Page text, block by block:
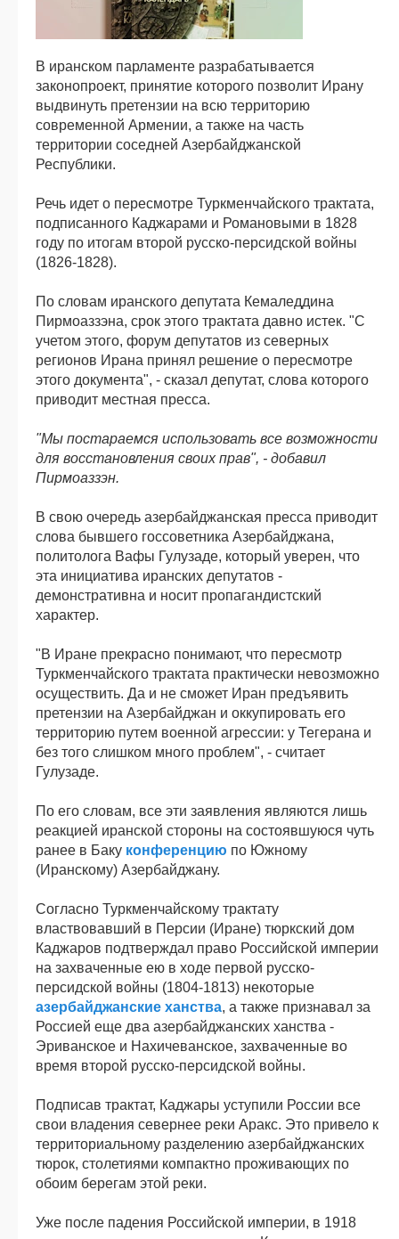
В иранском парламенте разрабатывается
законопроект, принятие которого позволит Ирану
выдвинуть претензии на всю территорию
современной Армении, а также на часть
территории соседней Азербайджанской
Республики.
Речь идет о пересмотре Туркменчайского трактата,
подписанного Каджарами и Романовыми в 1828
году по итогам второй русско-персидской войны
(1826-1828).
По словам иранского депутата Кемаледдина
Пирмоаззэна, срок этого трактата давно истек. "С
учетом этого, форум депутатов из северных
регионов Ирана принял решение о пересмотре
этого документа", - сказал депутат, слова которого
приводит местная пресса.
"Мы постараемся использовать все возможности
для восстановления своих прав", - добавил
Пирмоаззэн.
В свою очередь азербайджанская пресса приводит
слова бывшего госсоветника Азербайджана,
политолога Вафы Гулузаде, который уверен, что
эта инициатива иранских депутатов -
демонстративна и носит пропагандистский
характер.
"В Иране прекрасно понимают, что пересмотр
Туркменчайского трактата практически невозможно
осуществить. Да и не сможет Иран предъявить
претензии на Азербайджан и оккупировать его
территорию путем военной агрессии: у Тегерана и
без того слишком много проблем", - считает
Гулузаде.
По его словам, все эти заявления являются лишь
реакцией иранской стороны на состоявшуюся чуть
ранее в Баку конференцию по Южному
(Иранскому) Азербайджану.
Согласно Туркменчайскому трактату
властвовавший в Персии (Иране) тюркский дом
Каджаров подтверждал право Российской империи
на захваченные ею в ходе первой русско-
персидской войны (1804-1813) некоторые
азербайджанские ханства, а также признавал за
Россией еще два азербайджанских ханства -
Эриванское и Нахичеванское, захваченные во
время второй русско-персидской войны.
Подписав трактат, Каджары уступили России все
свои владения севернее реки Аракс. Это привело к
территориальному разделению азербайджанских
тюрок, столетиями компактно проживающих по
обоим берегам этой реки.
Уже после падения Российской империи, в 1918